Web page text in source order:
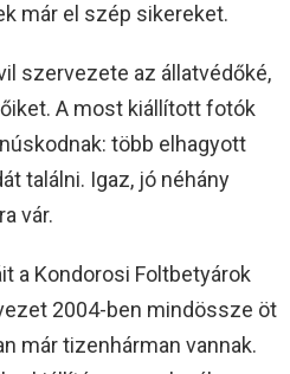
már el szép sikereket.
szervezete az állatvédőké,
A most kiállított fotók
több elhagyott
találni. Igaz, jó néhány
vár.
a Kondorosi Foltbetyárok
2004-ben mindössze öt
már tizenhárman vannak.